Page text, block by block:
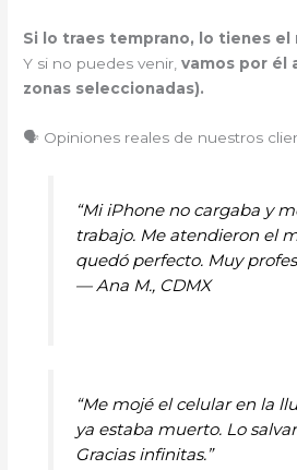
Si lo traes temprano, lo tienes el
Y si no puedes venir,vamos por él
zonas seleccionadas).
🗣️ Opiniones reales de nuestros
“Mi iPhone no cargaba y
trabajo. Me atendieron el
quedó perfecto. Muy
— Ana M., CDMX
“Me mojé el celular en la
ya estaba muerto. Lo
Gracias infinitas.”